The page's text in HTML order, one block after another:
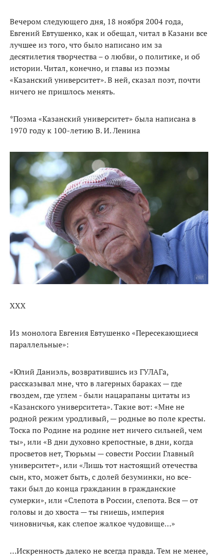
Вечером следующего дня, 18 ноября 2004 года,
Евгений Евтушенко, как и обещал, читал в Казани все
лучшее из того, что было написано им за
десятилетия творчества – о любви, о политике, и об
истории. Читал, конечно, и главы из поэмы
«Казанский университет». В ней, сказал поэт, почти
ничего не пришлось менять.
*Поэма «Казанский университет» была написана в
1970 году к 100-летию В. И. Ленина
ХХХ
Из монолога Евгения Евтушенко «Пересекающиеся
параллельные»:
«Юлий Даниэль, возвратившись из ГУЛАГа,
рассказывал мне, что в лагерных бараках — где
гвоздем, где углем - были нацарапаны цитаты из
«Казанского университета». Такие вот: «Мне не
родной режим уродливый, — родные во поле кресты.
Тоска по Родине на родине нет ничего сильней, чем
ты», или «В дни духовно крепостные, в дни, когда
просветов нет, Тюрьмы — совести России Главный
университет», или «Лишь тот настоящий отечества
сын, кто, может быть, с долей безуминки, но все-
таки был до конца гражданин в гражданские
сумерки», или «Слепота в России, слепота. Вся — от
головы и до хвоста — ты гниешь, империя
чиновничья, как слепое жалкое чудовище…»
…Искренность далеко не всегда правда. Тем не менее,